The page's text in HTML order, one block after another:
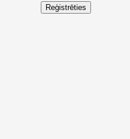
Reģistrēties